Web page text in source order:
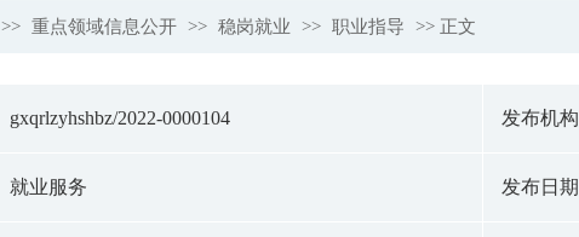
>> 重点领域信息公开 >> 稳岗就业 >> 职业指导 >> 正文
gxqrlzyhshbz/2022-0000104 发布机构
就业服务 发布日期